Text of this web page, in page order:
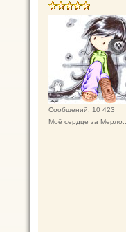
Сообщений: 10 423
Моё сердце за Мерло...